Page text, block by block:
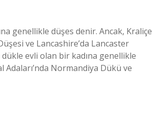
genellikle düşes denir. Ancak, Kraliçe
ve Lancashire’da Lancaster
evli olan bir kadına genellikle
Normandiya Dükü ve